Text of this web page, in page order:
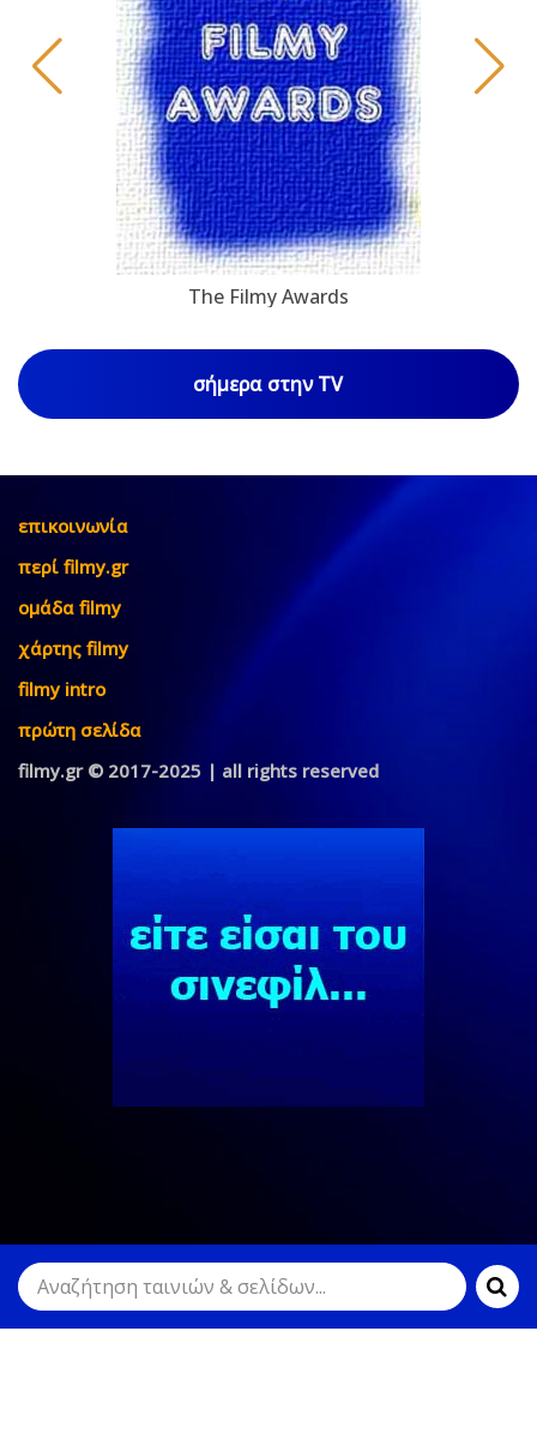
The Filmy Awards
σήμερα στην TV
επικοινωνία
περί filmy.gr
ομάδα filmy
χάρτης filmy
filmy intro
πρώτη σελίδα
filmy.gr © 2017-2025 | all rights reserved